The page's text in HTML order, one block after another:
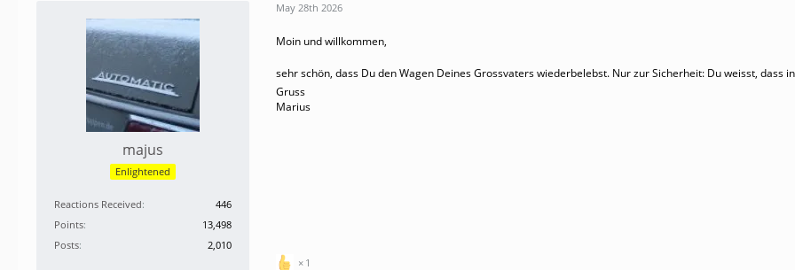
majus
Enlightened
Reactions Received
446
Points
13,498
Posts
2,010
May 28th 2026
Moin und willkommen,
sehr schön, dass Du den Wagen Deines Grossvaters wiederbelebst. Nur zur Sicherheit: Du weisst, dass
Gruss
Marius
1